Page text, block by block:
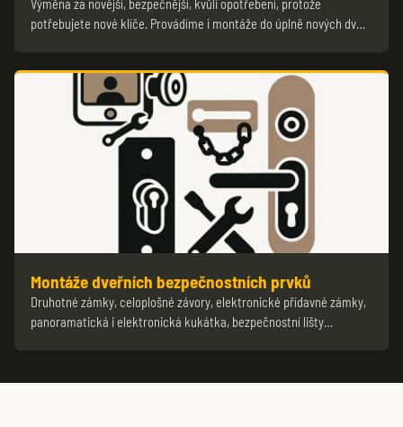
Výměna za novější, bezpečnější, kvůli opotřebení, protože
potřebujete nové klíče. Provádíme i montáže do úplně nových dv…
Montáže dveřních bezpečnostních prvků
Druhotné zámky, celoplošné závory, elektronické přídavné zámky,
panoramatická i elektronická kukátka, bezpečnostní lišty…